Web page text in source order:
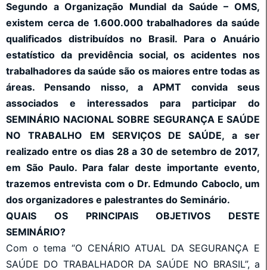
Segundo a Organização Mundial da Saúde – OMS,
existem cerca de 1.600.000 trabalhadores da saúde
qualificados distribuídos no Brasil. Para o Anuário
estatístico da previdência social, os acidentes nos
trabalhadores da saúde são os maiores entre todas as
áreas. Pensando nisso, a APMT convida seus
associados e interessados para participar do
SEMINÁRIO NACIONAL SOBRE SEGURANÇA E SAÚDE
NO TRABALHO EM SERVIÇOS DE SAÚDE, a ser
realizado entre os dias 28 a 30 de setembro de 2017,
em São Paulo. Para falar deste importante evento,
trazemos entrevista com o Dr. Edmundo Caboclo, um
dos organizadores e palestrantes do Seminário.
QUAIS OS PRINCIPAIS OBJETIVOS DESTE
SEMINÁRIO?
Com o tema “O CENÁRIO ATUAL DA SEGURANÇA E
SAÚDE DO TRABALHADOR DA SAÚDE NO BRASIL”, a